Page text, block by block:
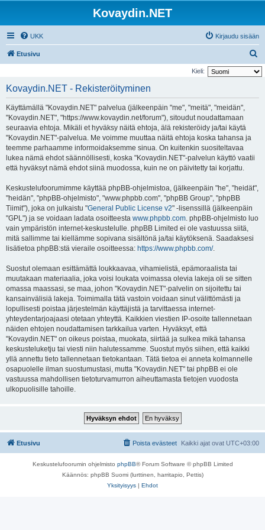
Kovaydin.NET
UKK Kirjaudu sisään
Etusivu
t
Kieli:
Kovaydin.NET - Rekisteröityminen
Käyttämällä "Kovaydin.NET" palvelua (jälkeenpäin "me", "meitä", "meidän",
"Kovaydin.NET", "https://www.kovaydin.net/forum"), sitoudut noudattamaan
seuraavia ehtoja. Mikäli et hyväksy näitä ehtoja, älä rekisteröidy ja/tai käytä
"Kovaydin.NET"-palvelua. Me voimme muuttaa näitä ehtoja koska tahansa ja
teemme parhaamme informoidaksemme sinua. On kuitenkin suositeltavaa
lukea nämä ehdot säännöllisesti, koska "Kovaydin.NET"-palvelun käyttö vaatii
että hyväksyt nämä ehdot siinä muodossa, kuin ne on päivitetty tai korjattu.
Keskustelufoorumimme käyttää phpBB-ohjelmistoa, (jälkeenpäin "he", "heidät",
"heidän", "phpBB-ohjelmisto", "www.phpbb.com", "phpBB Group", "phpBB
Tiimit"), joka on julkaistu "General Public License v2" -lisenssillä (jälkeenpäin
"GPL") ja se voidaan ladata osoitteesta www.phpbb.com. phpBB-ohjelmisto luo
vain ympäristön internet-keskustelulle. phpBB Limited ei ole vastuussa siitä,
mitä sallimme tai kiellämme sopivana sisältönä ja/tai käytöksenä. Saadaksesi
lisätietoa phpBB:stä vieraile osoitteessa: https://www.phpbb.com/.
Suostut olemaan esittämättä loukkaavaa, vihamielistä, epämoraalista tai
muutakaan materiaalia, joka voisi loukata voimassa olevia lakeja oli se sitten
omassa maassasi, se maa, johon "Kovaydin.NET"-palvelin on sijoitettu tai
kansainvälisiä lakeja. Toimimalla tätä vastoin voidaan sinut välittömästi ja
lopullisesti poistaa järjestelmän käyttäjistä ja tarvittaessa internet-
yhteydentarjoajaasi otetaan yhteyttä. Kaikkien viestien IP-osoite tallennetaan
näiden ehtojen noudattamisen tarkkailua varten. Hyväksyt, että
"Kovaydin.NET" on oikeus poistaa, muokata, siirtää ja sulkea mikä tahansa
keskusteluketju tai viesti niin halutessamme. Suostut myös siihen, että kaikki
yllä annettu tieto tallennetaan tietokantaan. Tätä tietoa ei anneta kolmannelle
osapuolelle ilman suostumustasi, mutta "Kovaydin.NET" tai phpBB ei ole
vastuussa mahdollisen tietoturvamurron aiheuttamasta tietojen vuodosta
ulkopuolisille tahoille.
Etusivu Kaikki ajat ovat UTC+03:00
Poista evästeet
Keskustelufoorumin ohjelmisto phpBB® Forum Software © phpBB Limited
Käännös: phpBB Suomi (lurttinen, harritapio, Pettis)
Yksityisyys | Ehdot